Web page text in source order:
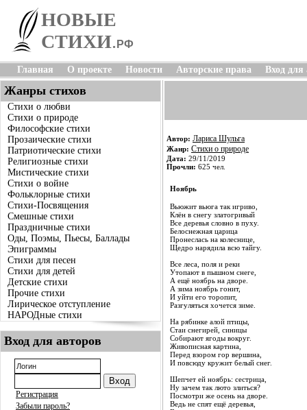
НОВЫЕ
СТИХИ. РФ
Главная О проекте Новости Авторские права Вход для
Жанры стихов
Стихи о любви
Стихи о природе
Философские стихи
Прозаические стихи
Патриотические стихи
Религиозные стихи
Мистические стихи
Стихи о войне
Фольклорные стихи
Стихи-Посвящения
Смешные стихи
Праздничные стихи
Оды, Поэмы, Пьесы, Баллады
Эпиграммы
Стихи для песен
Стихи для детей
Детские стихи
Прочие стихи
Лирическое отступление
НАРОДные стихи
Вход для авторов
Регистрация
Забыли пароль?
Автор: Лариса Шульга
Жанр: Стихи о природе
Дата: 29/11/2019
Прочли: 625 чел.
Ноябрь
Вьюжит вьюга так игриво,
Клён в снегу златогривый
Все деревья словно в пуху.
Белоснежная царица
Пронеслась на колеснице,
Щедро нарядила всю тайгу.
Все леса, поля и реки
Утопают в пышном снеге,
А ещё ноябрь на дворе.
А зима ноябрь гонит,
И уйти его торопит,
Разгуляться хочется зиме.
На рябинке алой птицы,
Стаи снегирей, синицы
Собирают ягоды вокруг.
Живописная картина,
Перед взором гор вершина,
И повсюду кружит белый снег.
Шепчет ей ноябрь: сестрица,
Ну зачем так люто злиться?
Посмотри же осень на дворе.
Ведь не спят ещё деревья,